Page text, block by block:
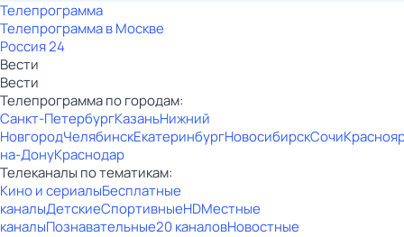
Телепрограмма
Телепрограмма в Москве
Россия 24
Вести
Вести
Телепрограмма по городам:
Санкт-ПетербургКазаньНижний
НовгородЧелябинскЕкатеринбургНовосибирскСочи
на-ДонуКраснодар
Телеканалы по тематикам:
Кино и сериалыБесплатные
каналыДетскиеСпортивныеHDМестные
каналыПознавательные20 каналовНовостные